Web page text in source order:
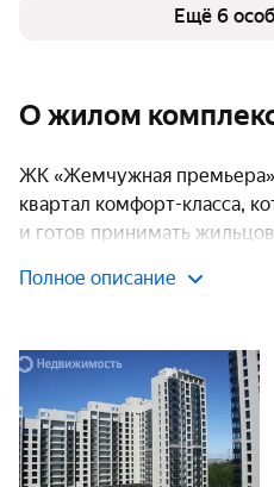
Ещё 6
О жилом
ЖК «Жемчужная премьера»
квартал комфорт-класса,
и готов принимать
полноценной жизни:
решения и полноценную
Квартал состоит из шести
по высоте от 7 до 17
включает квартиры от
Полное описание